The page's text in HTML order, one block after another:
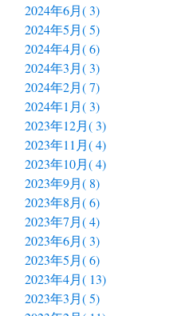
2024年6月( 3)
2024年5月( 5)
2024年4月( 6)
2024年3月( 3)
2024年2月( 7)
2024年1月( 3)
2023年12月( 3)
2023年11月( 4)
2023年10月( 4)
2023年9月( 8)
2023年8月( 6)
2023年7月( 4)
2023年6月( 3)
2023年5月( 6)
2023年4月( 13)
2023年3月( 5)